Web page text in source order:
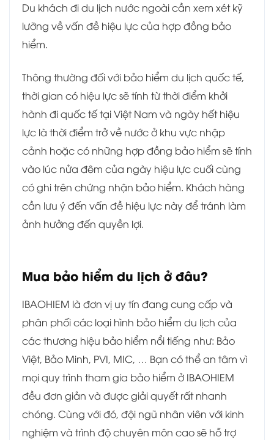
Du khách đi du lịch nước ngoài cần xem xét kỹ
lưỡng về vấn đề hiệu lực của hợp đồng bảo
hiểm.
Thông thường đối với bảo hiểm du lịch quốc tế,
thời gian có hiệu lực sẽ tính từ thời điểm khởi
hành đi quốc tế tại Việt Nam và ngày hết hiệu
lực là thời điểm trở về nước ở khu vực nhập
cảnh hoặc có những hợp đồng bảo hiểm sẽ tính
vào lúc nửa đêm của ngày hiệu lực cuối cùng
có ghi trên chứng nhận bảo hiểm. Khách hàng
cần lưu ý đến vấn đề hiệu lực này để tránh làm
ảnh hưởng đến quyền lợi.
Mua bảo hiểm du lịch ở đâu?
IBAOHIEM là đơn vị uy tín đang cung cấp và
phân phối các loại hình bảo hiểm du lịch của
các thương hiệu bảo hiểm nổi tiếng như: Bảo
Việt, Bảo Minh, PVI, MIC, … Bạn có thể an tâm vì
mọi quy trình tham gia bảo hiểm ở IBAOHIEM
đều đơn giản và được giải quyết rất nhanh
chóng. Cùng với đó, đội ngũ nhân viên với kinh
nghiệm và trình độ chuyên môn cao sẽ hỗ trợ